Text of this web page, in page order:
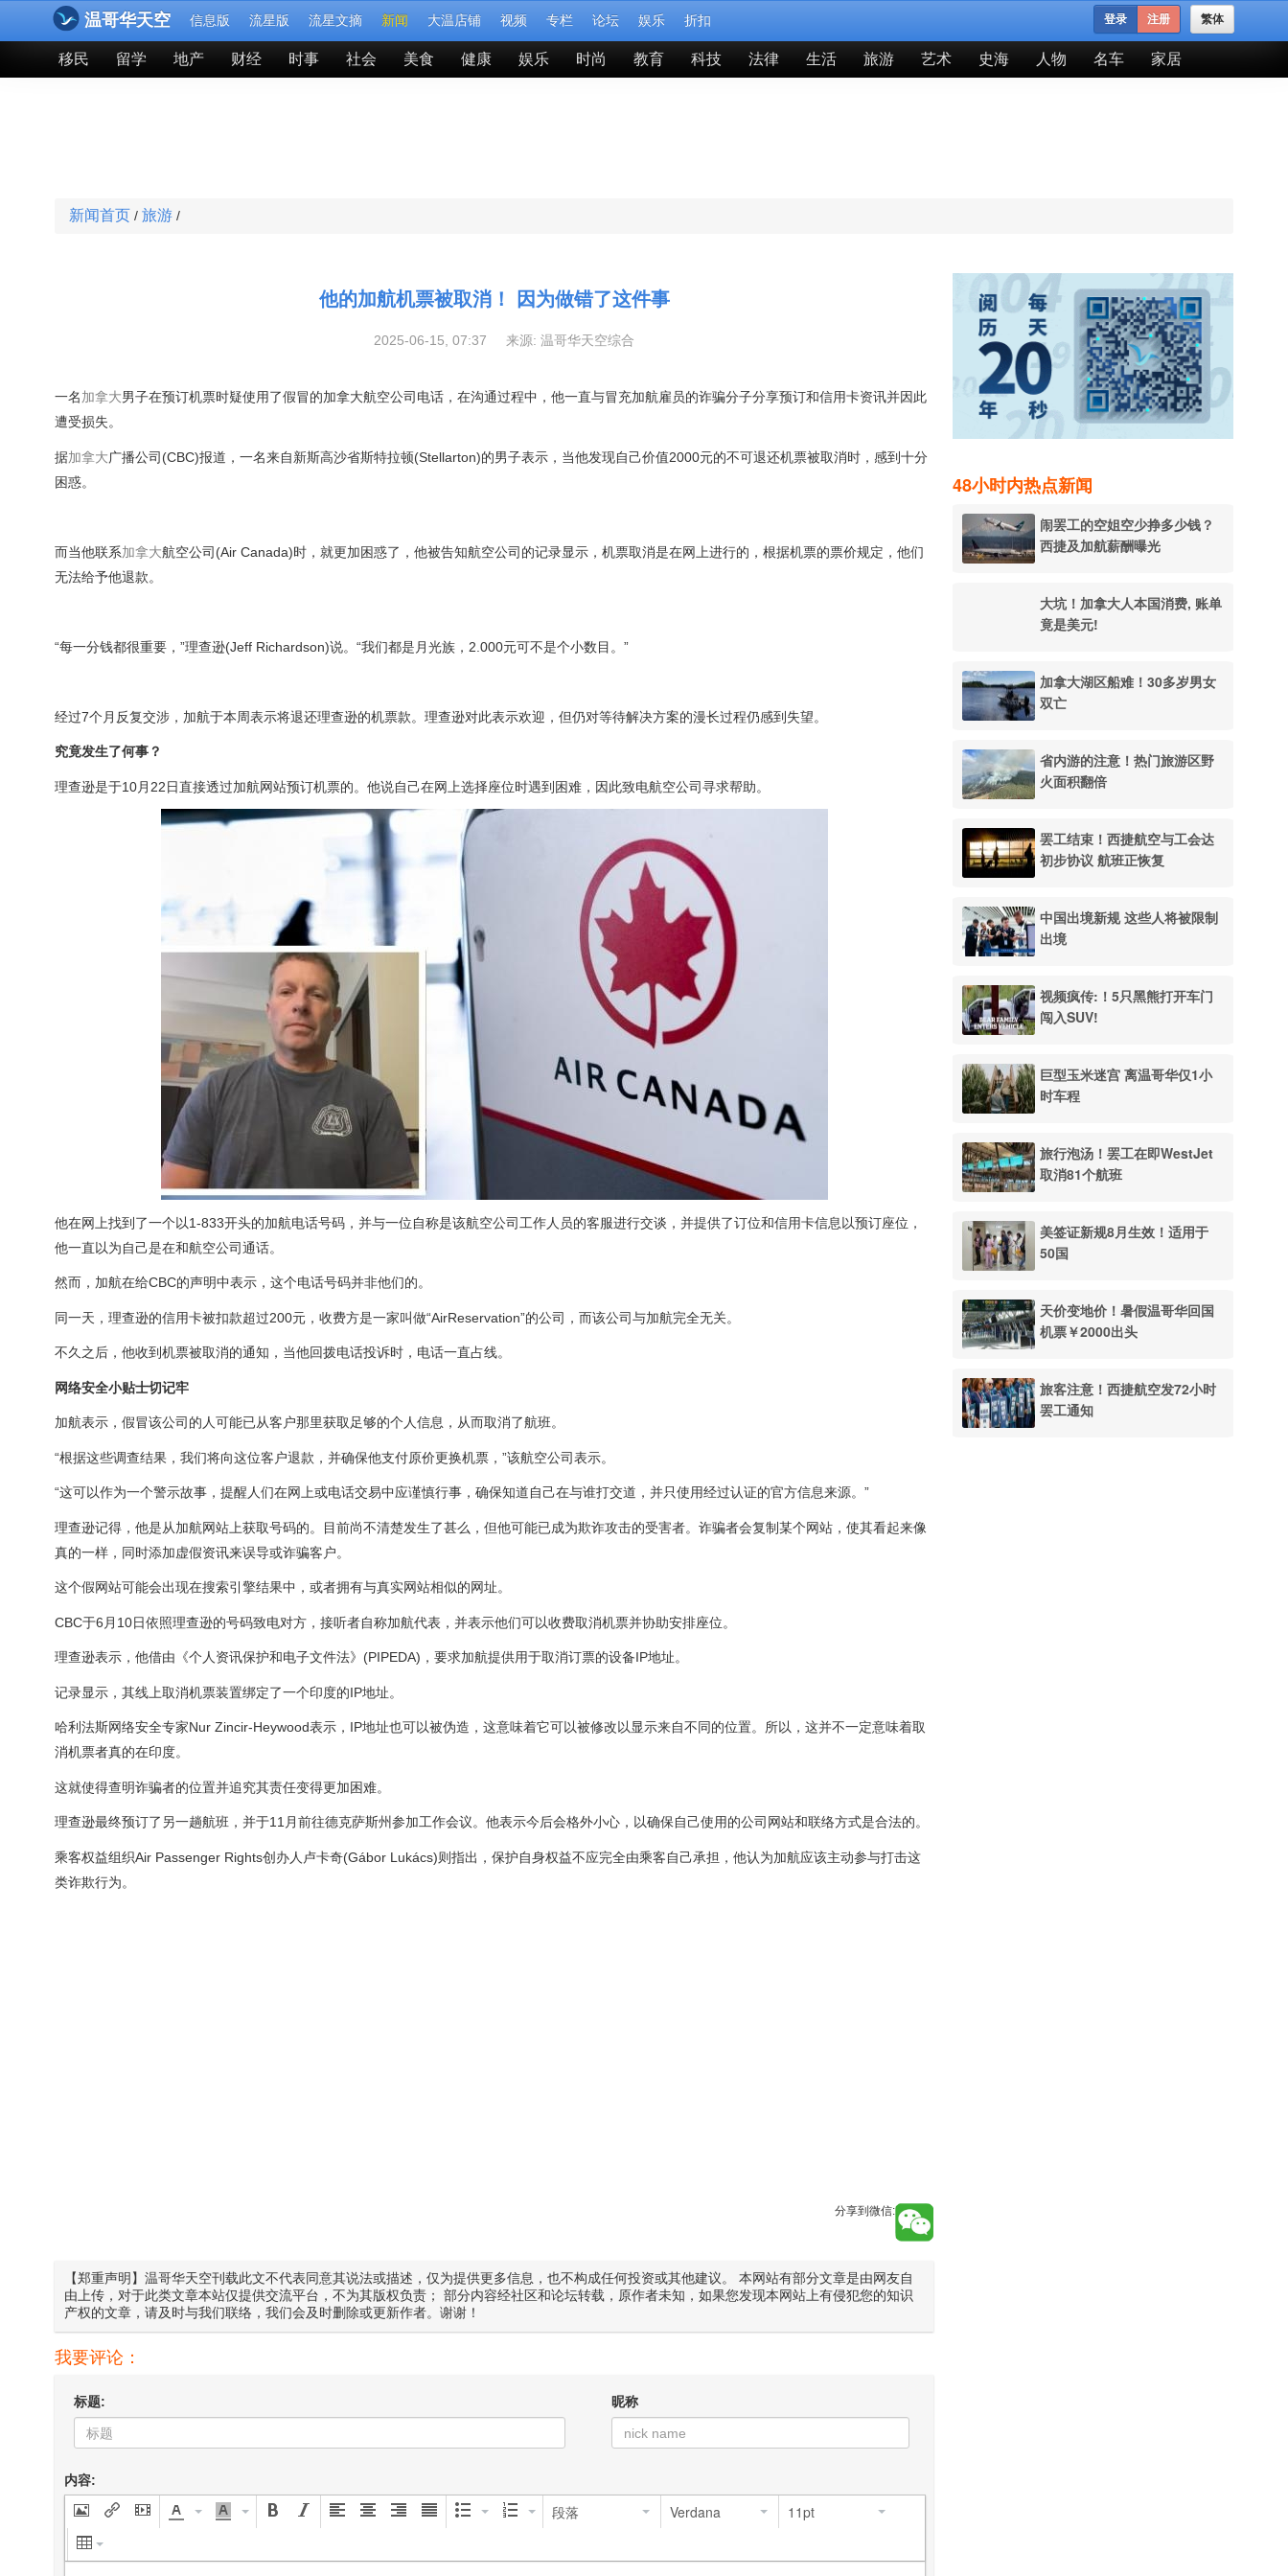
温哥华天空 信息版 流星版 流星文摘 新闻 大温店铺 视频 专栏 论坛 娱乐 折扣 繁体
登录 注册
移民 留学 地产 财经 时事 社会 美食 健康 娱乐 时尚 教育 科技 法律 生活 旅游 艺术 史海 人物 名车 家居
新闻首页 / 旅游 /
他的加航机票被取消！ 因为做错了这件事
2025-06-15, 07:37 来源: 温哥华天空综合
一名加拿大男子在预订机票时疑使用了假冒的加拿大航空公司电话，在沟通过程中，他一直与冒充加航雇员的诈骗分子分享预订和信用卡资讯并因此
遭受损失。
据加拿大广播公司(CBC)报道，一名来自新斯高沙省斯特拉顿(Stellarton)的男子表示，当他发现自己价值2000元的不可退还机票被取消时，感到十分
困惑。
而当他联系加拿大航空公司(Air Canada)时，就更加困惑了，他被告知航空公司的记录显示，机票取消是在网上进行的，根据机票的票价规定，他们
无法给予他退款。
“每一分钱都很重要，”理查逊(Jeff Richardson)说。“我们都是月光族，2.000元可不是个小数目。”
经过7个月反复交涉，加航于本周表示将退还理查逊的机票款。理查逊对此表示欢迎，但仍对等待解决方案的漫长过程仍感到失望。
究竟发生了何事？
理查逊是于10月22日直接透过加航网站预订机票的。他说自己在网上选择座位时遇到困难，因此致电航空公司寻求帮助。
他在网上找到了一个以1-833开头的加航电话号码，并与一位自称是该航空公司工作人员的客服进行交谈，并提供了订位和信用卡信息以预订座位，
他一直以为自己是在和航空公司通话。
然而，加航在给CBC的声明中表示，这个电话号码并非他们的。
同一天，理查逊的信用卡被扣款超过200元，收费方是一家叫做“AirReservation”的公司，而该公司与加航完全无关。
不久之后，他收到机票被取消的通知，当他回拨电话投诉时，电话一直占线。
网络安全小贴士切记牢
加航表示，假冒该公司的人可能已从客户那里获取足够的个人信息，从而取消了航班。
“根据这些调查结果，我们将向这位客户退款，并确保他支付原价更换机票，”该航空公司表示。
“这可以作为一个警示故事，提醒人们在网上或电话交易中应谨慎行事，确保知道自己在与谁打交道，并只使用经过认证的官方信息来源。”
理查逊记得，他是从加航网站上获取号码的。目前尚不清楚发生了甚么，但他可能已成为欺诈攻击的受害者。诈骗者会复制某个网站，使其看起来像
真的一样，同时添加虚假资讯来误导或诈骗客户。
这个假网站可能会出现在搜索引擎结果中，或者拥有与真实网站相似的网址。
CBC于6月10日依照理查逊的号码致电对方，接听者自称加航代表，并表示他们可以收费取消机票并协助安排座位。
理查逊表示，他借由《个人资讯保护和电子文件法》(PIPEDA)，要求加航提供用于取消订票的设备IP地址。
记录显示，其线上取消机票装置绑定了一个印度的IP地址。
哈利法斯网络安全专家Nur Zincir-Heywood表示，IP地址也可以被伪造，这意味着它可以被修改以显示来自不同的位置。所以，这并不一定意味着取
消机票者真的在印度。
这就使得查明诈骗者的位置并追究其责任变得更加困难。
理查逊最终预订了另一趟航班，并于11月前往德克萨斯州参加工作会议。他表示今后会格外小心，以确保自己使用的公司网站和联络方式是合法的。
乘客权益组织Air Passenger Rights创办人卢卡奇(Gábor Lukács)则指出，保护自身权益不应完全由乘客自己承担，他认为加航应该主动参与打击这
类诈欺行为。
分享到微信:
【郑重声明】温哥华天空刊载此文不代表同意其说法或描述，仅为提供更多信息，也不构成任何投资或其他建议。 本网站有部分文章是由网友自
由上传，对于此类文章本站仅提供交流平台，不为其版权负责； 部分内容经社区和论坛转载，原作者未知，如果您发现本网站上有侵犯您的知识
产权的文章，请及时与我们联络，我们会及时删除或更新作者。谢谢！
我要评论：
标题: 昵称
内容:
段落 Verdana 11pt
48小时内热点新闻
闹罢工的空姐空少挣多少钱？
西捷及加航薪酬曝光
大坑！加拿大人本国消费, 账单
竟是美元!
加拿大湖区船难！30多岁男女
双亡
省内游的注意！热门旅游区野
火面积翻倍
罢工结束！西捷航空与工会达
初步协议 航班正恢复
中国出境新规 这些人将被限制
出境
视频疯传:！5只黑熊打开车门
闯入SUV!
巨型玉米迷宫 离温哥华仅1小
时车程
旅行泡汤！罢工在即WestJet
取消81个航班
美签证新规8月生效！适用于
50国
天价变地价！暑假温哥华回国
机票￥2000出头
旅客注意！西捷航空发72小时
罢工通知